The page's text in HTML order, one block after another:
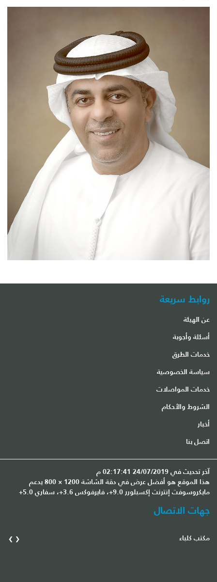
روابط سريعة
عن الهيئة
أسئلة وأجوبة
خدمات الطرق
سياسة الخصوصية
خدمات المواصلات
الشروط والأحكام
أخبار
اتصل بنا
آخر تحديث في 24/07/2019 02:17:41 م
هذا الموقع هو أفضل عرض في دقة الشاشة 1200 × 800 يدعم
مايكروسوفت إنترنت إكسبلورر 9.0+، فايرفوكس 3.6+، سفاري 5.0+
جهات الاتصال
مكتب كلباء ‹
›